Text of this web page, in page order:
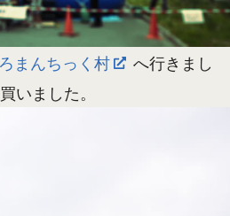
まんちっく村
へ行きまし
いました。